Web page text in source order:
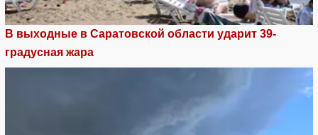
В выходные в Саратовской области ударит 39-
градусная жара